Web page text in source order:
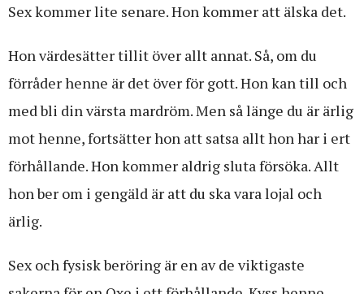
Sex kommer lite senare. Hon kommer att älska det.
Hon värdesätter tillit över allt annat. Så, om du
förråder henne är det över för gott. Hon kan till och
med bli din värsta mardröm. Men så länge du är ärlig
mot henne, fortsätter hon att satsa allt hon har i ert
förhållande. Hon kommer aldrig sluta försöka. Allt
hon ber om i gengäld är att du ska vara lojal och
ärlig.
Sex och fysisk beröring är en av de viktigaste